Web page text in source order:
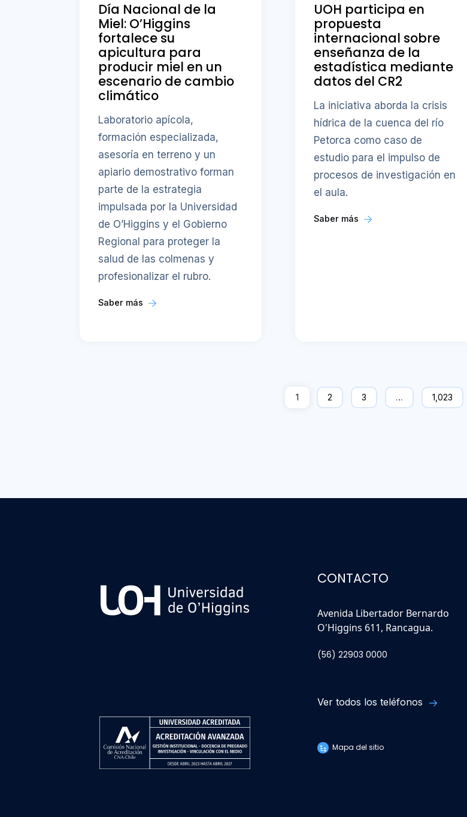
Día Nacional de la
Miel: O’Higgins
fortalece su
apicultura para
producir miel en un
escenario de cambio
climático
Laboratorio apícola,
formación especializada,
asesoría en terreno y un
apiario demostrativo forman
parte de la estrategia
impulsada por la Universidad
de O’Higgins y el Gobierno
Regional para proteger la
salud de las colmenas y
profesionalizar el rubro.
Saber más
UOH participa en
propuesta
internacional sobre
enseñanza de la
estadística mediante
datos del CR2
La iniciativa aborda la crisis
hídrica de la cuenca del río
Petorca como caso de
estudio para el impulso de
procesos de investigación en
el aula.
Saber más
1 2 3 … 1,023
CONTACTO
Avenida Libertador Bernardo
O'Higgins 611, Rancagua.
(56) 22903 0000
Ver todos los teléfonos
Mapa del sitio